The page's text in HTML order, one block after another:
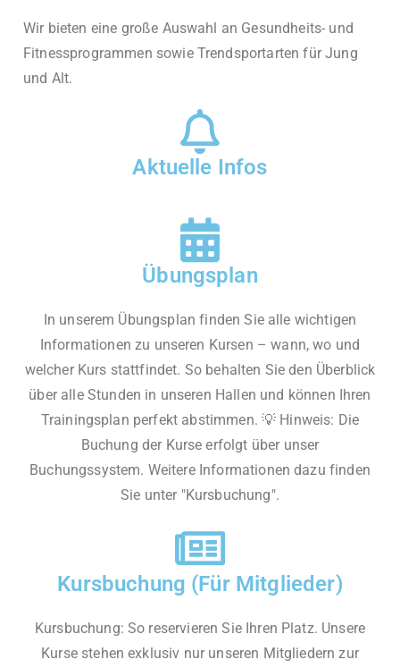
Wir bieten eine große Auswahl an Gesundheits- und
Fitnessprogrammen sowie Trendsportarten für Jung
und Alt.
Aktuelle Infos
Übungsplan
In unserem Übungsplan finden Sie alle wichtigen
Informationen zu unseren Kursen – wann, wo und
welcher Kurs stattfindet. So behalten Sie den Überblick
über alle Stunden in unseren Hallen und können Ihren
Trainingsplan perfekt abstimmen. 💡 Hinweis: Die
Buchung der Kurse erfolgt über unser
Buchungssystem. Weitere Informationen dazu finden
Sie unter "Kursbuchung".
Kursbuchung (Für Mitglieder)
Kursbuchung: So reservieren Sie Ihren Platz. Unsere
Kurse stehen exklusiv nur unseren Mitgliedern zur